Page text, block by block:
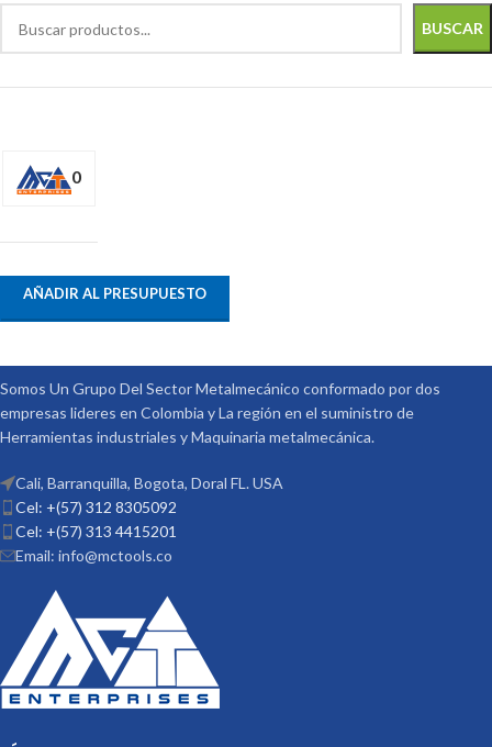
BUSCAR
0
AÑADIR AL PRESUPUESTO
Somos Un Grupo Del Sector Metalmecánico conformado por dos
empresas lideres en Colombia y La región en el suministro de
Herramientas industriales y Maquinaria metalmecánica.
Cali, Barranquilla, Bogota, Doral FL. USA
Cel: +(57) 312 8305092
Cel: +(57) 313 4415201
Email: info@mctools.co